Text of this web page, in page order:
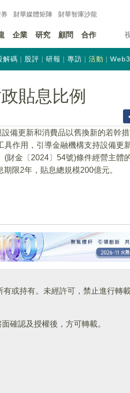
財華媒體矩陣 財華智庫沙龍
企業 研究 顧問 合作
解碼 股評 研報 專訪 活動
貼息比例
備更新和消費品以舊換新的若幹措
作用，引導金融機構支持設備更
財金〔2024〕54號)條件經營主體
限2年，貼息總規模200億元。
或持有。未經許可，禁止進行轉載
面確認及授權後，方可轉載。